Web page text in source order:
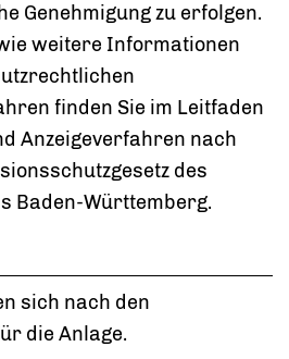
Genehmigung zu erfolgen.
weitere Informationen
finden Sie im Leitfaden
Anzeigeverfahren nach
des
Baden-Württemberg.
sich nach den
die Anlage.